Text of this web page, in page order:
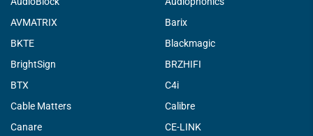
AVMATRIX
Barix
BKTE
Blackmagic
BrightSign
BRZHIFI
BTX
C4i
Cable Matters
Calibre
Canare
CE-LINK